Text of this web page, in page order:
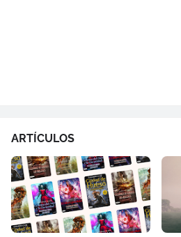
ARTÍCULOS